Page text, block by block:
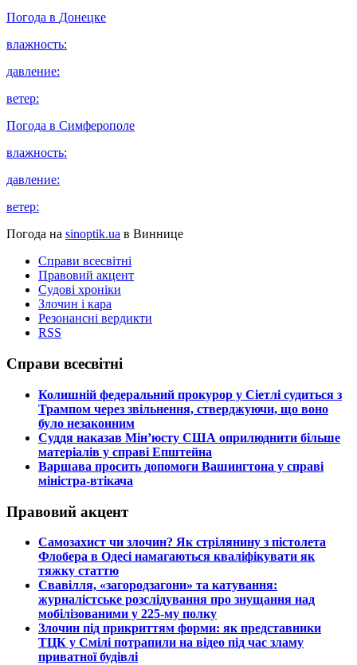
Погода в Донецке
влажность:
давление:
ветер:
Погода в Симферополе
влажность:
давление:
ветер:
Погода на sinoptik.ua в Виннице
Справи всесвітні
Правовий акцент
Судові хроніки
Злочин і кара
Резонансні вердикти
RSS
Справи всесвітні
​Колишній федеральний прокурор у Сіетлі судиться з
Трампом через звільнення, стверджуючи, що воно
було незаконним
​Суддя наказав Мін’юсту США оприлюднити більше
матеріалів у справі Епштейна
​Варшава просить допомоги Вашингтона у справі
міністра-втікача
Правовий акцент
​Самозахист чи злочин? Як стрілянину з пістолета
Флобера в Одесі намагаються кваліфікувати як
тяжку статтю
​Свавілля, «загородзагони» та катування:
журналістське розслідування про знущання над
мобілізованими у 225-му полку
​Злочин під прикриттям форми: як представники
ТЦК у Смілі потрапили на відео під час зламу
приватної будівлі